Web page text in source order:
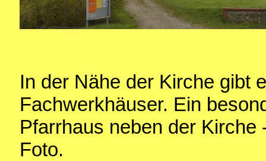
In der Nähe der Kirche gibt
Fachwerkhäuser. Ein
Pfarrhaus neben der
Foto.